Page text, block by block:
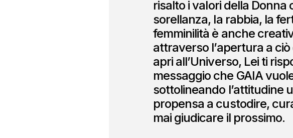
risalto i valori della Donna
sorellanza, la rabbia, la
femminilità è anche
attraverso l’apertura a
apri all’Universo, Lei ti
messaggio che GAIA
sottolineando l’attitudine
propensa a custodire,
mai giudicare il prossimo.